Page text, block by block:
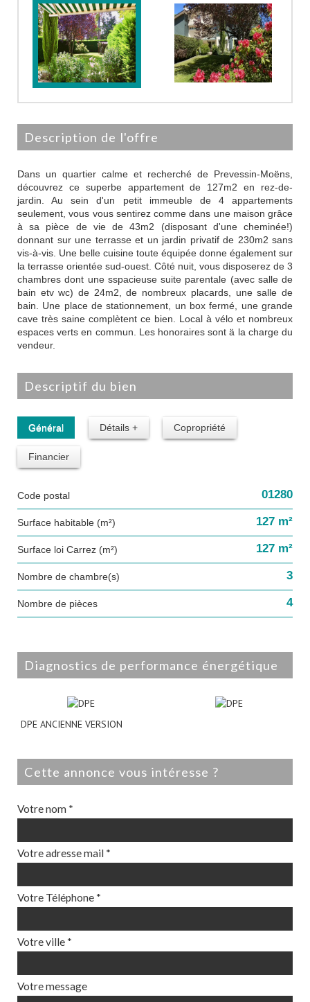
description de l'offre
Dans un quartier calme et recherché de Prevessin-Moëns,
découvrez ce superbe appartement de 127m2 en rez-de-
jardin. Au sein d'un petit immeuble de 4 appartements
seulement, vous vous sentirez comme dans une maison grâce
à sa pièce de vie de 43m2 (disposant d'une cheminée!)
donnant sur une terrasse et un jardin privatif de 230m2 sans
vis-à-vis. Une belle cuisine toute équipée donne également sur
la terrasse orientée sud-ouest. Côté nuit, vous disposerez de 3
chambres dont une sspacieuse suite parentale (avec salle de
bain etv wc) de 24m2, de nombreux placards, une salle de
bain. Une place de stationnement, un box fermé, une grande
cave très saine complètent ce bien. Local à vélo et nombreux
espaces verts en commun. Les honoraires sont ä la charge du
vendeur.
descriptif du bien
Général Détails + Copropriété
Financier
Code postal 01280
Surface habitable (m²) 127 m²
Surface loi Carrez (m²) 127 m²
Nombre de chambre(s) 3
Nombre de pièces 4
diagnostics de performance énergétique
DPE ANCIENNE VERSION
cette annonce vous intéresse ?
Votre nom *
Votre adresse mail *
Votre Téléphone *
Votre ville *
Votre message